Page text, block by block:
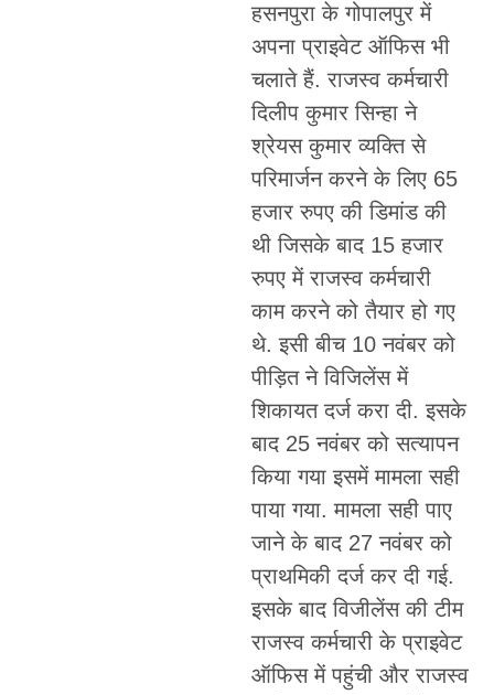
हसनपुरा के गोपालपुर में
अपना प्राइवेट ऑफिस भी
चलाते हैं. राजस्व कर्मचारी
दिलीप कुमार सिन्हा ने
श्रेयस कुमार व्यक्ति से
परिमार्जन करने के लिए 65
हजार रुपए की डिमांड की
थी जिसके बाद 15 हजार
रुपए में राजस्व कर्मचारी
काम करने को तैयार हो गए
थे. इसी बीच 10 नवंबर को
पीड़ित ने विजिलेंस में
शिकायत दर्ज करा दी. इसके
बाद 25 नवंबर को सत्यापन
किया गया इसमें मामला सही
पाया गया. मामला सही पाए
जाने के बाद 27 नवंबर को
प्राथमिकी दर्ज कर दी गई.
इसके बाद विजीलेंस की टीम
राजस्व कर्मचारी के प्राइवेट
ऑफिस में पहुंची और राजस्व